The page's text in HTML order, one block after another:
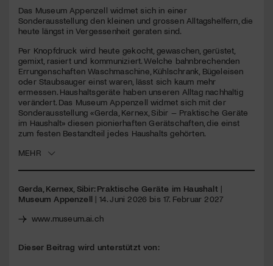
Das Museum Appenzell widmet sich in einer
Sonderausstellung den kleinen und grossen Alltagshelfern, die
heute längst in Vergessenheit geraten sind.
Per Knopfdruck wird heute gekocht, gewaschen, gerüstet,
gemixt, rasiert und kommuniziert. Welche bahnbrechenden
Errungenschaften Waschmaschine, Kühlschrank, Bügeleisen
oder Staubsauger einst waren, lässt sich kaum mehr
ermessen. Haushaltsgeräte haben unseren Alltag nachhaltig
verändert. Das Museum Appenzell widmet sich mit der
Sonderausstellung «Gerda, Kernex, Sibir – Praktische Geräte
im Haushalt» diesen pionierhaften Gerätschaften, die einst
zum festen Bestandteil jedes Haushalts gehörten.
MEHR
Gerda, Kernex, Sibir: Praktische Geräte im Haushalt |
Museum Appenzell | 14. Juni 2026 bis 17. Februar 2027
www.museum.ai.ch
Dieser Beitrag wird unterstützt von:
Jetzt Mitglied werden